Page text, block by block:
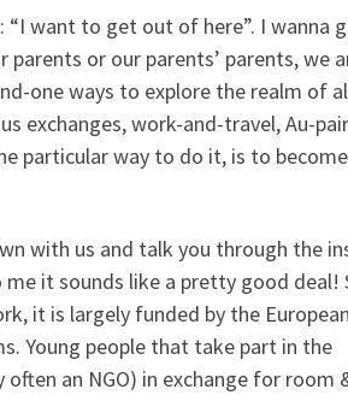
want to get out of here”. I wanna
or our parents’ parents, we
one ways to explore the realm of
exchanges, work-and-travel, Au-
particular way to do it, is to
with us and talk you through the
it sounds like a pretty good deal!
it is largely funded by the European
Young people that take part in the
an NGO) in exchange for room